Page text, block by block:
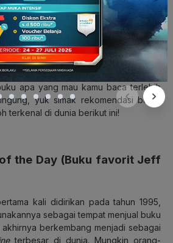
Buku Favorit dari
Dunia
yang mudah-mudahan bisa mulai
kamu. Selanjutnya, kamu
apa yang mau kamu baca terlebih
yuk simak rekomendasi buku-
terkenal di dunia berikut ini!
of the Day (Buku favorit Jeff
kali didirikan pada tahun 1995,
sebagai tempat menjual buku
berkembang menjadi sebagai
terbesar di dunia. Mungkin orang-